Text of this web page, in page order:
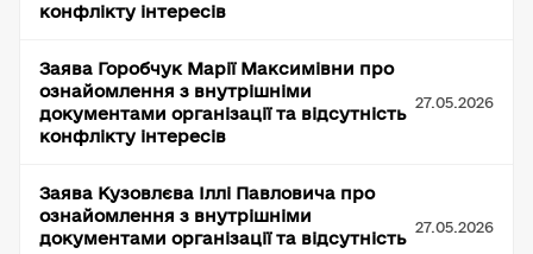
конфлікту інтересів
Заява Горобчук Марії Максимівни про
ознайомлення з внутрішніми
документами організації та відсутність
конфлікту інтересів
27.05.2026
Заява Кузовлєва Іллі Павловича про
ознайомлення з внутрішніми
документами організації та відсутність
27.05.2026